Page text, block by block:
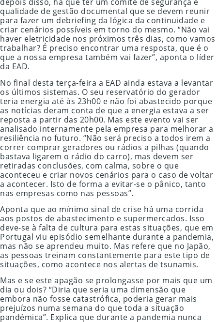
qualidade de gestão documental que se devem reunir
para fazer um debriefing da lógica da continuidade e
criar cenários possíveis em torno do mesmo. “Não vai
haver eletricidade nos próximos três dias, como vamos
trabalhar? É preciso encontrar uma resposta, que é o
que a nossa empresa também vai fazer”, aponta o líder
da EAD.
No final desta terça-feira a EAD ainda estava a levantar
os últimos sistemas. O seu reservatório do gerador
teria energia até às 23h00 e não foi abastecido porque
as notícias deram conta de que a energia estava a ser
reposta a partir das 20h00. Mas este evento vai ser
analisado internamente pela empresa para melhorar a
resiliência no futuro. “Não será preciso a todos irem a
correr comprar geradores ou rádios a pilhas (quando
bastava ligarem o rádio do carro), mas devem ser
retiradas conclusões, com calma, sobre o que
aconteceu e criar novos cenários para o caso de voltar
a acontecer. Isto de forma a evitar-se o pânico, tanto
nas empresas como nas pessoas”.
Aponta que ao mínimo sinal de crise há uma corrida
aos postos de abastecimento e supermercados. Isso
deve-se à falta de cultura para estas situações, que em
Portugal viu episódio semelhante durante a pandemia,
mas não se aprendeu muito. Mas refere que no Japão,
as pessoas treinam constantemente para este tipo de
situações, como acontece nos alertas de tsunamis.
Mas e se este apagão se prolongasse por mais que um
dia ou dois? “Diria que seria uma dimensão que
embora não fosse catastrófica, poderia gerar mais
prejuízos numa semana do que toda a situação
pandémica”. Explica que durante a pandemia nunca